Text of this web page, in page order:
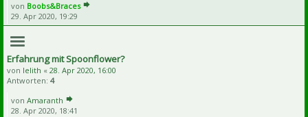
von Boobs&Braces
29. Apr 2020, 19:29
Erfahrung mit Spoonflower?
von lelith « 28. Apr 2020, 16:00
Antworten: 4
von Amaranth
28. Apr 2020, 18:41